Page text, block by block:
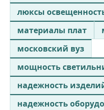
люксы
материалы плат
московский вуз
мощность
надежность
надежность